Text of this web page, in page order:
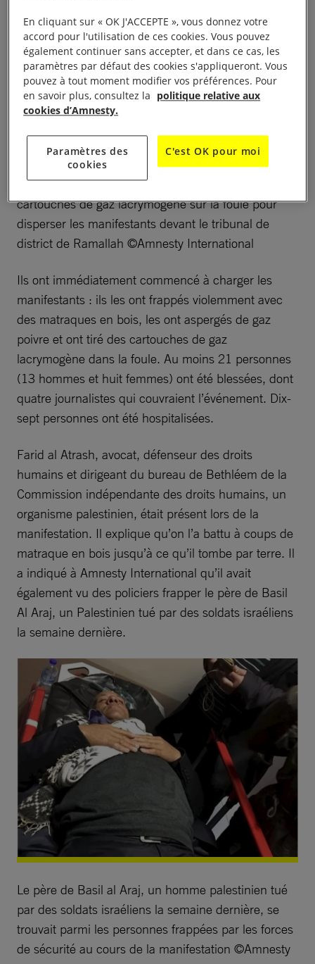
Forces de sécurité palestiniennes tirant des
cartouches de gaz lacrymogène sur la foule pour
disperser les manifestants devant le tribunal de
district de Ramallah ©Amnesty International
Ils ont immédiatement commencé à charger les
manifestants : ils les ont frappés violemment avec
des matraques en bois, les ont aspergés de gaz
poivre et ont tiré des cartouches de gaz
lacrymogène dans la foule. Au moins 21 personnes
(13 hommes et huit femmes) ont été blessées, dont
quatre journalistes qui couvraient l’événement. Dix-
sept personnes ont été hospitalisées.
Farid al Atrash, avocat, défenseur des droits
humains et dirigeant du bureau de Bethléem de la
Commission indépendante des droits humains, un
organisme palestinien, était présent lors de la
manifestation. Il explique qu’on l’a battu à coups de
matraque en bois jusqu’à ce qu’il tombe par terre. Il
a indiqué à Amnesty International qu’il avait
également vu des policiers frapper le père de Basil
Al Araj, un Palestinien tué par des soldats israéliens
la semaine dernière.
Le père de Basil al Araj, un homme palestinien tué
par des soldats israéliens la semaine dernière, se
trouvait parmi les personnes frappées par les forces
de sécurité au cours de la manifestation ©Amnesty
En cliquant sur « OK J'ACCEPTE », vous donnez votre
accord pour l'utilisation de ces cookies. Vous pouvez
également continuer sans accepter, et dans ce cas, les
paramètres par défaut des cookies s'appliqueront. Vous
pouvez à tout moment modifier vos préférences. Pour
en savoir plus, consultez la politique relative aux
cookies d’Amnesty.
Paramètres des
cookies
C'est OK pour moi